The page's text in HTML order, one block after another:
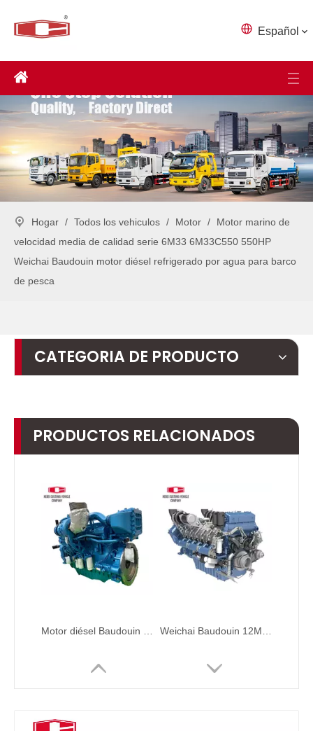
Español
Hogar / Todos los vehiculos / Motor /
Motor marino de
velocidad media de calidad serie 6M33 6M33C550 550HP
Weichai Baudouin motor diésel refrigerado por agua para barco
de pesca
CATEGORIA DE PRODUCTO
PRODUCTOS RELACIONADOS